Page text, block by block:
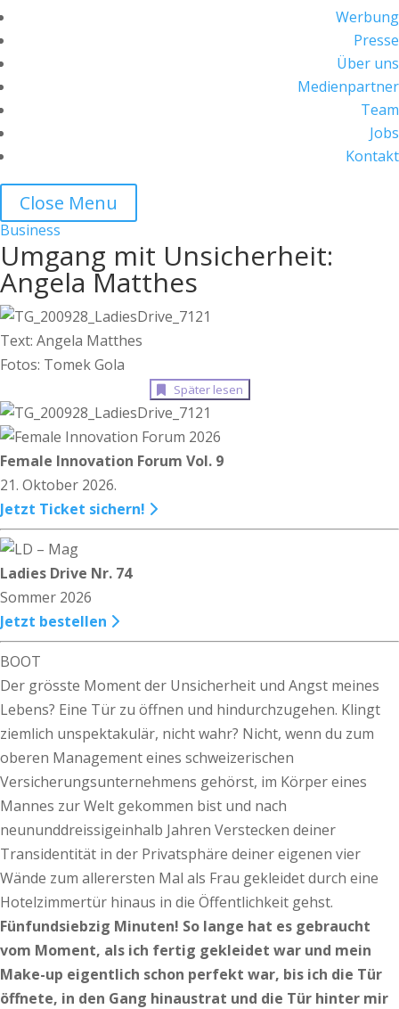
Werbung
Presse
Über uns
Medienpartner
Team
Jobs
Kontakt
Close Menu
Business
Umgang mit Unsicherheit:
Angela Matthes
Text: Angela Matthes
Fotos: Tomek Gola
Später lesen
Female Innovation Forum Vol. 9
21. Oktober 2026.
Jetzt Ticket sichern!
Ladies Drive Nr. 74
Sommer 2026
Jetzt bestellen
BOOT
Der grösste Moment der Unsicherheit und Angst meines
Lebens? Eine Tür zu öffnen und hindurchzugehen. Klingt
ziemlich unspektakulär, nicht wahr? Nicht, wenn du zum
oberen Management eines schweizerischen
Versicherungsunternehmens gehörst, im Körper eines
Mannes zur Welt gekommen bist und nach
neununddreissigeinhalb Jahren Verstecken deiner
Transidentität in der Privatsphäre deiner eigenen vier
Wände zum allerersten Mal als Frau gekleidet durch eine
Hotelzimmertür hinaus in die Öffentlichkeit gehst.
Fünfundsiebzig Minuten! So lange hat es gebraucht
vom Moment, als ich fertig gekleidet war und mein
Make-up eigentlich schon perfekt war, bis ich die Tür
öffnete, in den Gang hinaustrat und die Tür hinter mir